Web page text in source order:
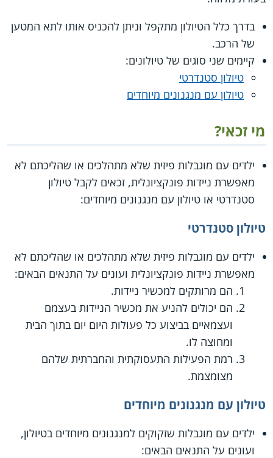
בדרך כלל הטיולון מתקפל וניתן להכניס אותו לתא המטען
של הרכב.
קיימים שני סוגים של טיולונים:
טיולון סטנדרטי
טיולון עם מנגנונים מיוחדים
מי זכאי?
ילדים עם מוגבלות פיזית שלא מתהלכים או שהליכתם לא
מאפשרת ניידות פונקציונלית, זכאים לקבל טיולון
סטנדרטי או טיולון עם מנגנונים מיוחדים:
טיולון סטנדרטי
ילדים עם מוגבלות פיזית שלא מתהלכים או שהליכתם לא
מאפשרת ניידות פונקציונלית ועונים על התנאים הבאים:
הם מרותקים למכשיר ניידות.
הם יכולים להניע את מכשיר הניידות בעצמם
ועצמאיים בביצוע כל פעולות היום יום בתוך הבית
ומחוצה לו.
רמת הפעילות התעסוקתית והחברתית שלהם
מצומצמת.
טיולון עם מנגנונים מיוחדים
ילדים עם מוגבלות שזקוקים למנגנונים מיוחדים בטיולון,
ועונים על התנאים הבאים: